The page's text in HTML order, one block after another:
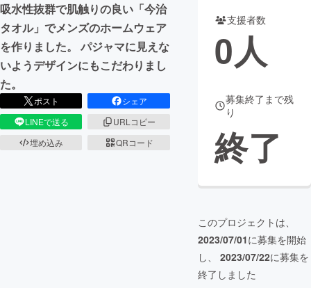
まちづくり・地域活性化
CAMPFIRE for Social Good
CAMPFIRE Creation
吸水性抜群で肌触りの良い「今治
タオル」でメンズのホームウェア
を作りました。 パジャマに見えな
いようデザインにもこだわりまし
た。
ポスト
シェア
LINEで送る
URLコピー
埋め込み
QRコード
支援者数
0人
募集終了まで残
り
終了
このプロジェクトは、
2023/07/01に募集を開始
し、 2023/07/22に募集を
終了しました